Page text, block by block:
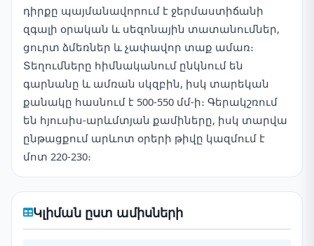
դիրքը պայմանավորում է ջերմաստիճանի
զգալի օրական և սեզոնային տատանումներ,
ցուրտ ձմեռներ և չափավոր տաք ամառ։
Տեղումները հիմնականում ընկնում են
գարնանը և ամռան սկզբին, իսկ տարեկան
քանակը հասնում է 500-550 մմ-ի։ Գերակշռում
են հյուսիս-արևմտյան քամիները, իսկ տարվա
ընթացքում արևոտ օրերի թիվը կազմում է
մոտ 220-230։
Կլիման ըստ ամիսների